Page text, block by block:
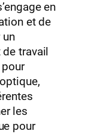
en
et de
un
travail
les
pour